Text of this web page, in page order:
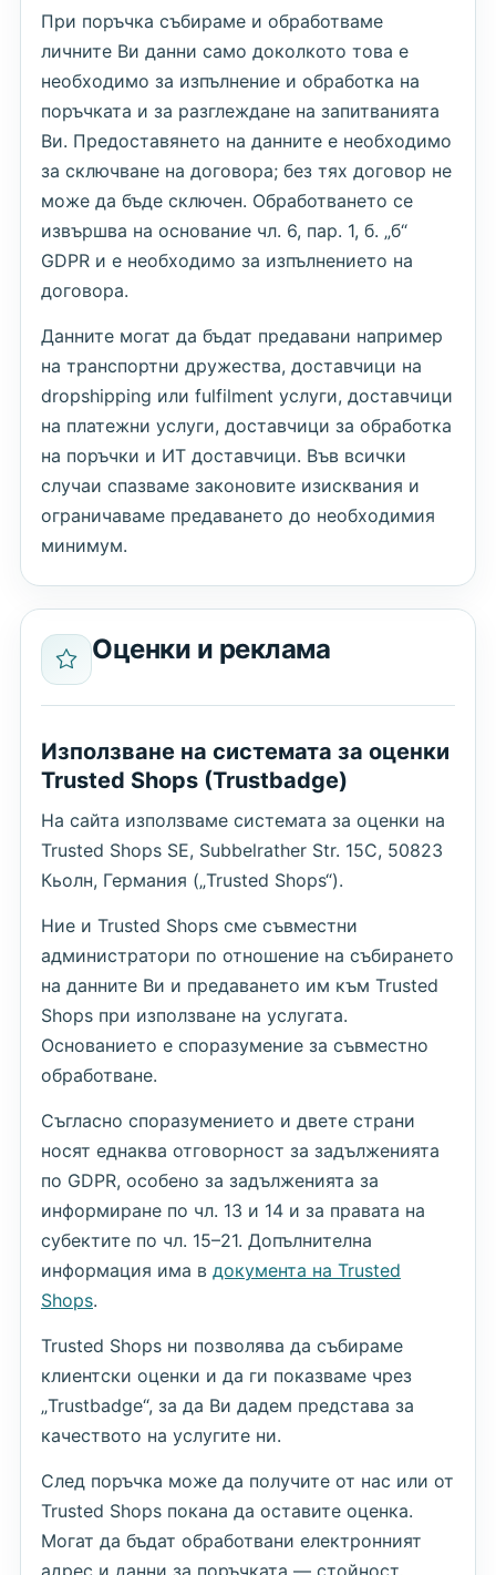
При поръчка събираме и обработваме
личните Ви данни само доколкото това е
необходимо за изпълнение и обработка на
поръчката и за разглеждане на запитванията
Ви. Предоставянето на данните е необходимо
за сключване на договора; без тях договор не
може да бъде сключен. Обработването се
извършва на основание чл. 6, пар. 1, б. „б“
GDPR и е необходимо за изпълнението на
договора.
Данните могат да бъдат предавани например
на транспортни дружества, доставчици на
dropshipping или fulfilment услуги, доставчици
на платежни услуги, доставчици за обработка
на поръчки и ИТ доставчици. Във всички
случаи спазваме законовите изисквания и
ограничаваме предаването до необходимия
минимум.
Оценки и реклама
Използване на системата за оценки
Trusted Shops (Trustbadge)
На сайта използваме системата за оценки на
Trusted Shops SE, Subbelrather Str. 15C, 50823
Кьолн, Германия („Trusted Shops“).
Ние и Trusted Shops сме съвместни
администратори по отношение на събирането
на данните Ви и предаването им към Trusted
Shops при използване на услугата.
Основанието е споразумение за съвместно
обработване.
Съгласно споразумението и двете страни
носят еднаква отговорност за задълженията
по GDPR, особено за задълженията за
информиране по чл. 13 и 14 и за правата на
субектите по чл. 15–21. Допълнителна
информация има в документа на Trusted
Shops.
Trusted Shops ни позволява да събираме
клиентски оценки и да ги показваме чрез
„Trustbadge“, за да Ви дадем представа за
качеството на услугите ни.
След поръчка може да получите от нас или от
Trusted Shops покана да оставите оценка.
Могат да бъдат обработвани електронният